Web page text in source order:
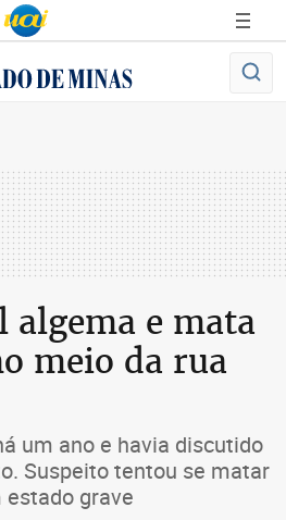
algema e mata
meio da rua
um ano e havia discutido
Suspeito tentou se matar
grave